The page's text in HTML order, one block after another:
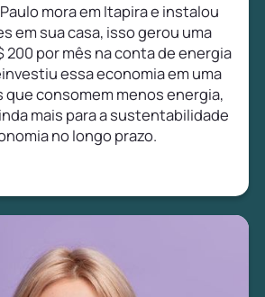
mora em Itapira e instalou
em sua casa, isso gerou uma
200 por mês na conta de energia
essa economia em uma
consomem menos energia,
mais para a sustentabilidade
no longo prazo.